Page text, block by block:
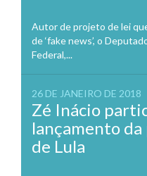
Autor de projeto de lei
de ‘fake news’, o
Federal,...
26 DE JANEIRO DE 2018
Zé Inácio
lançamento
de Lula